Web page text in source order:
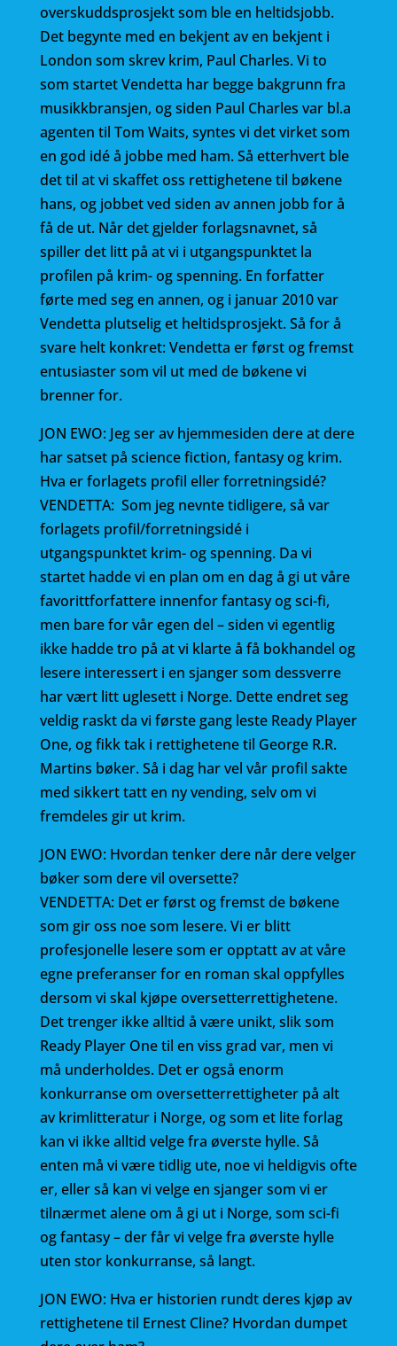
overskuddsprosjekt som ble en heltidsjobb.
Det begynte med en bekjent av en bekjent i
London som skrev krim, Paul Charles. Vi to
som startet Vendetta har begge bakgrunn fra
musikkbransjen, og siden Paul Charles var bl.a
agenten til Tom Waits, syntes vi det virket som
en god idé å jobbe med ham. Så etterhvert ble
det til at vi skaffet oss rettighetene til bøkene
hans, og jobbet ved siden av annen jobb for å
få de ut. Når det gjelder forlagsnavnet, så
spiller det litt på at vi i utgangspunktet la
profilen på krim- og spenning. En forfatter
førte med seg en annen, og i januar 2010 var
Vendetta plutselig et heltidsprosjekt. Så for å
svare helt konkret: Vendetta er først og fremst
entusiaster som vil ut med de bøkene vi
brenner for.
JON EWO: Jeg ser av hjemmesiden dere at dere
har satset på science fiction, fantasy og krim.
Hva er forlagets profil eller forretningsidé?
VENDETTA: Som jeg nevnte tidligere, så var
forlagets profil/forretningsidé i
utgangspunktet krim- og spenning. Da vi
startet hadde vi en plan om en dag å gi ut våre
favorittforfattere innenfor fantasy og sci-fi,
men bare for vår egen del – siden vi egentlig
ikke hadde tro på at vi klarte å få bokhandel og
lesere interessert i en sjanger som dessverre
har vært litt uglesett i Norge. Dette endret seg
veldig raskt da vi første gang leste Ready Player
One, og fikk tak i rettighetene til George R.R.
Martins bøker. Så i dag har vel vår profil sakte
med sikkert tatt en ny vending, selv om vi
fremdeles gir ut krim.
JON EWO: Hvordan tenker dere når dere velger
bøker som dere vil oversette?
VENDETTA: Det er først og fremst de bøkene
som gir oss noe som lesere. Vi er blitt
profesjonelle lesere som er opptatt av at våre
egne preferanser for en roman skal oppfylles
dersom vi skal kjøpe oversetterrettighetene.
Det trenger ikke alltid å være unikt, slik som
Ready Player One til en viss grad var, men vi
må underholdes. Det er også enorm
konkurranse om oversetterrettigheter på alt
av krimlitteratur i Norge, og som et lite forlag
kan vi ikke alltid velge fra øverste hylle. Så
enten må vi være tidlig ute, noe vi heldigvis ofte
er, eller så kan vi velge en sjanger som vi er
tilnærmet alene om å gi ut i Norge, som sci-fi
og fantasy – der får vi velge fra øverste hylle
uten stor konkurranse, så langt.
JON EWO: Hva er historien rundt deres kjøp av
rettighetene til Ernest Cline? Hvordan dumpet